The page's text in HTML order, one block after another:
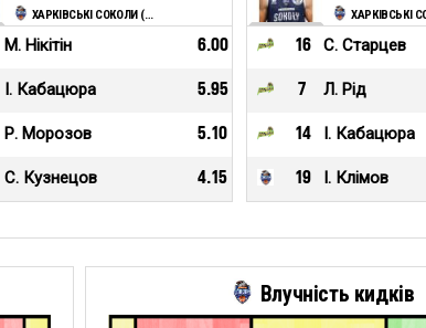
ХАРКІВСЬКІ СОКОЛИ (Харків)
М. Нікітін 6.00
І. Кабацюра 5.95
Р. Морозов 5.10
С. Кузнецов 4.15
16 С. Старцев
7 Л. Рід
14 І. Кабацюра
19 І. Клімов
Влучність кидків